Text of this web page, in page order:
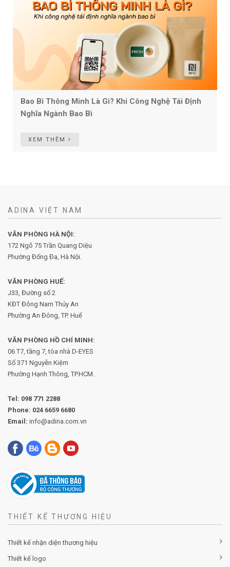
Bao Bì Thông Minh Là Gì? Khi Công Nghệ Tái Định
Nghĩa Ngành Bao Bì
XEM THÊM
ADINA VIỆT NAM
VĂN PHÒNG HÀ NỘI:
172 Ngõ 75 Trần Quang Diệu
Phường Đống Đa, Hà Nội.
VĂN PHÒNG HUẾ:
J33, Đường số 2
KĐT Đông Nam Thủy An
Phường An Đông, TP. Huế
VĂN PHÒNG HỒ CHÍ MINH:
06 T7, tầng 7, tòa nhà D-EYES
Số 371 Nguyễn Kiệm
Phường Hạnh Thông, TP.HCM.
Tel: 098 771 2288
Phone: 024 6659 6680
Email: info@adina.com.vn
THIẾT KẾ THƯƠNG HIỆU
Thiết kế nhận diện thương hiệu
Thiết kế logo